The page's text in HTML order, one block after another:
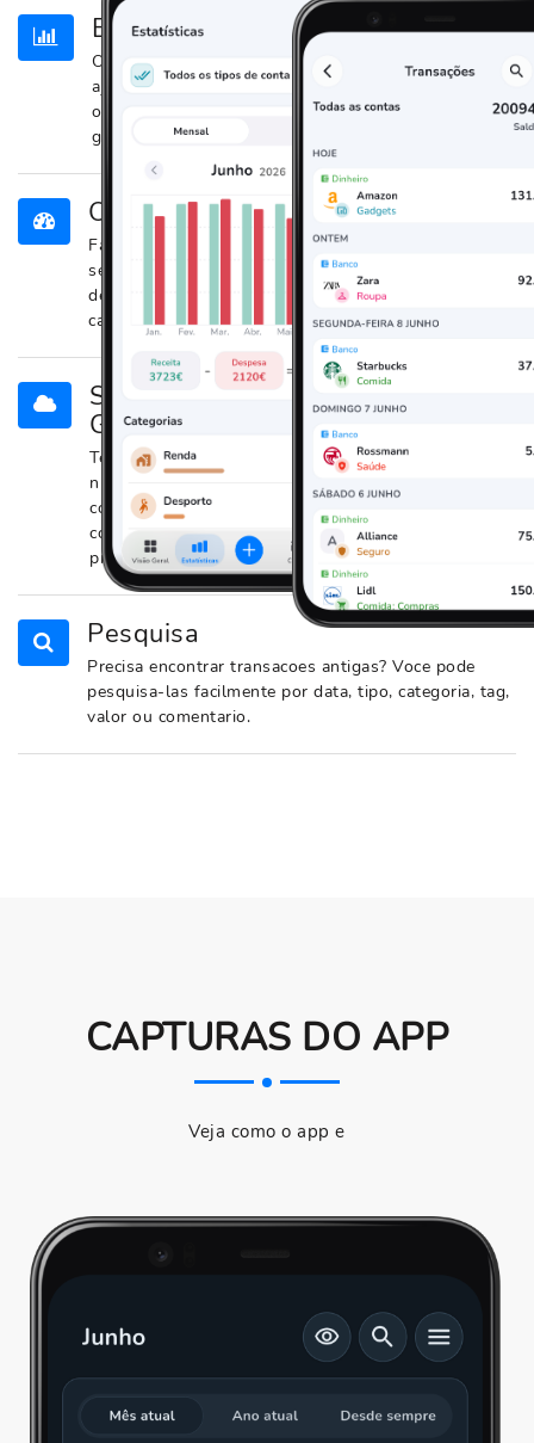
Estatisticas detalhadas
O app Pefi fornece estatisticas detalhadas que
ajudam voce a acompanhar seus gastos e encontrar
oportunidades de economia. Descubra quanto voce
gasta por mes ou por ano e com o que.
Orcamento
Fazer o orcamento diario nunca foi tao facil. Defina
seu orcamento automaticamente com base nas
despesas do ano anterior ou individualmente para
cada categoria.
Sincronizacao com a nuvem
GRATIS
Tem varios dispositivos? A sincronizacao com a
nuvem ajuda voce a compartilhar dados entre eles
com facilidade. Ela tambem armazena seus dados
com seguranca, para que voce nao precise se
preocupar em perder seu dispositivo.
Pesquisa
Precisa encontrar transacoes antigas? Voce pode
pesquisa-las facilmente por data, tipo, categoria, tag,
valor ou comentario.
CAPTURAS DO APP
Veja como o app e